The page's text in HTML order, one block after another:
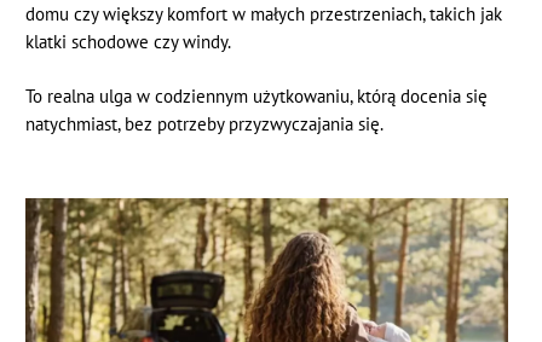
domu czy większy komfort w małych przestrzeniach, takich jak
klatki schodowe czy windy.
To realna ulga w codziennym użytkowaniu, którą docenia się
natychmiast, bez potrzeby przyzwyczajania się.